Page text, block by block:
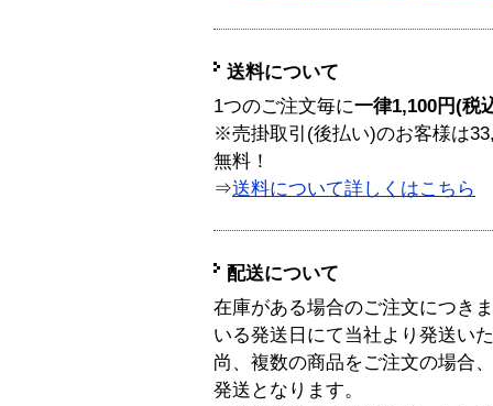
送料について
1つのご注文毎に一律1,100円(税
※売掛取引(後払い)のお客様は
無料！
⇒送料について詳しくはこちら
配送について
在庫がある場合のご注文につき
いる発送日にて当社より発送い
尚、複数の商品をご注文の場合
発送となります。